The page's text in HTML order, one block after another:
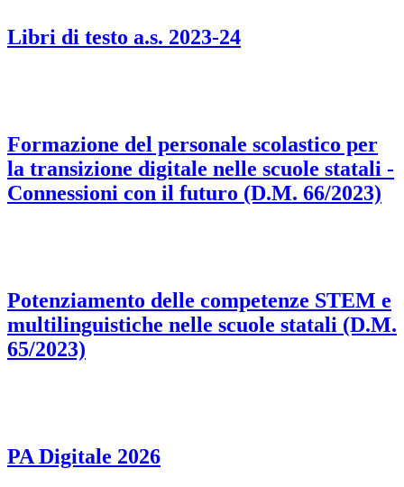
Libri di testo a.s. 2023-24
Formazione del personale scolastico per
la transizione digitale nelle scuole statali -
Connessioni con il futuro (D.M. 66/2023)
Potenziamento delle competenze STEM e
multilinguistiche nelle scuole statali (D.M.
65/2023)
PA Digitale 2026